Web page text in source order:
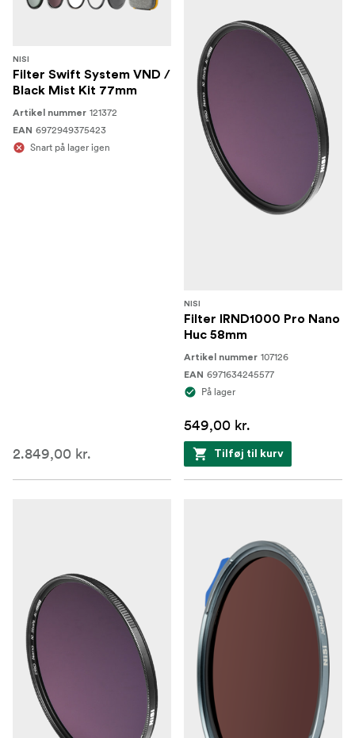
NISI
Filter Swift System VND /
Black Mist Kit 77mm
Artikel nummer 121372
EAN 6972949375423
Snart på lager igen
2.849,00 kr.
NISI
Filter IRND1000 Pro Nano
Huc 58mm
Artikel nummer 107126
EAN 6971634245577
På lager
549,00 kr.
Tilføj til kurv